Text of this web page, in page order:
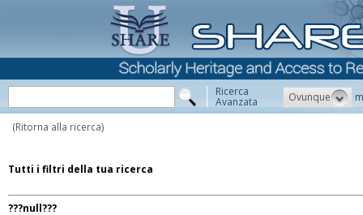
Ricerca
Avanzata Ovunque
(Ritorna alla ricerca)
Tutti i filtri della tua ricerca
???null???